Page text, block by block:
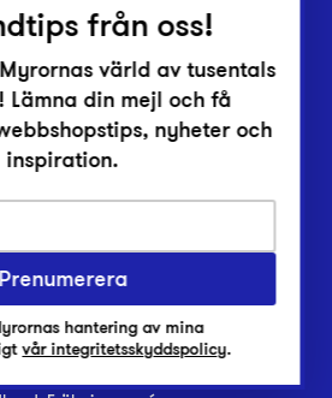
leverans eller retur?
från oss!
värld av tusentals
Lämna din mejl och få
nyheter och
inspiration.
Prenumerera
hantering av mina
vår integritetsskyddspolicy.